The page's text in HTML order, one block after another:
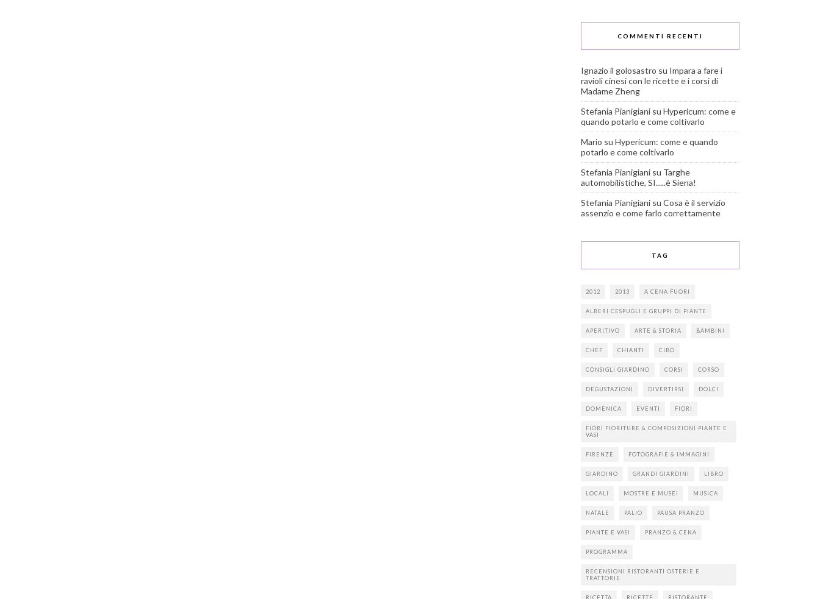
COMMENTI RECENTI
Ignazio il golosastro su Impara a fare i
ravioli cinesi con le ricette e i corsi di
Madame Zheng
Stefania Pianigiani su Hypericum: come e
quando potarlo e come coltivarlo
Mario su Hypericum: come e quando
potarlo e come coltivarlo
Stefania Pianigiani su Targhe
automobilistiche, SI…..è Siena!
Stefania Pianigiani su Cosa è il servizio
assenzio e come farlo correttamente
TAG
2012 2013 A CENA FUORI
ALBERI CESPUGLI E GRUPPI DI PIANTE
APERITIVO ARTE & STORIA BAMBINI
CHEF CHIANTI CIBO
CONSIGLI GIARDINO CORSI CORSO
DEGUSTAZIONI DIVERTIRSI DOLCI
DOMENICA EVENTI FIORI
FIORI FIORITURE & COMPOSIZIONI PIANTE E
VASI
FIRENZE FOTOGRAFIE & IMMAGINI
GIARDINO GRANDI GIARDINI LIBRO
LOCALI MOSTRE E MUSEI MUSICA
NATALE PALIO PAUSA PRANZO
PIANTE E VASI PRANZO & CENA
PROGRAMMA
RECENSIONI RISTORANTI OSTERIE E
TRATTORIE
RICETTA RICETTE RISTORANTE